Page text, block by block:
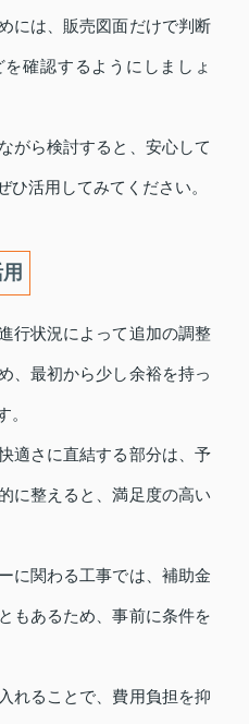
には、販売図面だけで判断
確認するようにしましょ
がら検討すると、安心して
ひ活用してみてください。
行状況によって追加の調整
、最初から少し余裕を持っ
。
適さに直結する部分は、予
に整えると、満足度の高い
に関わる工事では、補助金
もあるため、事前に条件を
れることで、費用負担を抑